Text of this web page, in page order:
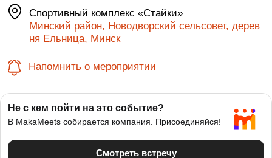
Спортивный комплекс «Стайки»
Минский район, Новодворский сельсовет, дерев
ня Ельница, Минск
Напомнить о мероприятии